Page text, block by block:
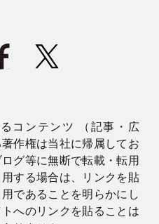
コンテンツ （記事・広
作権は当社に帰属してお
グ等に無断で転載・転用
する場合は、リンクを貼
であることを明らかにし
へのリンクを貼ることは